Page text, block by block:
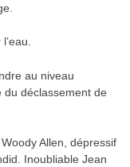
au niveau
du déclassement de
Allen, dépressif
Inoubliable Jean